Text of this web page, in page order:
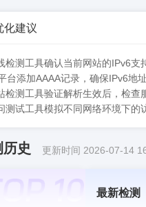
化建议
检测工具确认当前网站的IPv6支
台添加AAAA记录，确保IPv6地
检测工具验证解析生效后，检查
测试工具模拟不同网络环境下的
史 更新时间 2026-07-14
最新检测